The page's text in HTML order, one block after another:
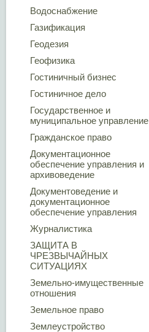
Водоснабжение
Газификация
Геодезия
Геофизика
Гостиничный бизнес
Гостиничное дело
Государственное и
муниципальное управление
Гражданское право
Документационное
обеспечение управления и
архивоведение
Документоведение и
документационное
обеспечение управления
Журналистика
ЗАЩИТА В
ЧРЕЗВЫЧАЙНЫХ
СИТУАЦИЯХ
Земельно-имущественные
отношения
Земельное право
Землеустройство